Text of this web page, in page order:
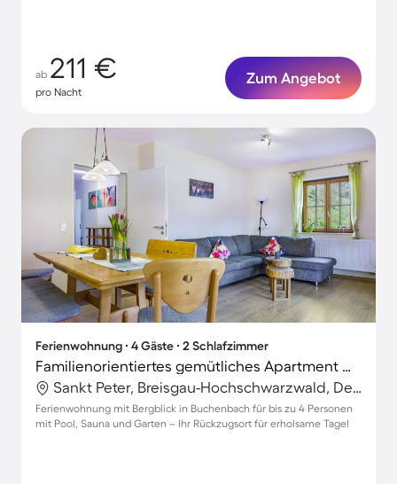
ab 211 €
pro Nacht
Zum Angebot
Ferienwohnung ∙ 4 Gäste ∙ 2 Schlafzimmer
Familienorientiertes gemütliches Apartment mit Garten, Terrasse und Grill | Gartenblick | Haustiere sind willkommen
Sankt Peter, Breisgau-Hochschwarzwald, Deutschland
Ferienwohnung mit Bergblick in Buchenbach für bis zu 4 Personen
mit Pool, Sauna und Garten – Ihr Rückzugsort für erholsame Tage!